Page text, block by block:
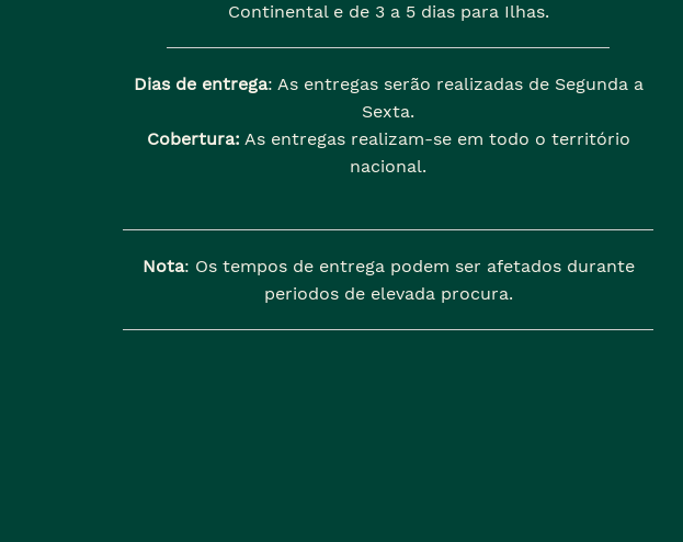
Continental e de 3 a 5 dias para Ilhas.
Dias de entrega: As entregas serão realizadas de Segunda a
Sexta.
Cobertura: As entregas realizam-se em todo o território
nacional.
Nota: Os tempos de entrega podem ser afetados durante
periodos de elevada procura.